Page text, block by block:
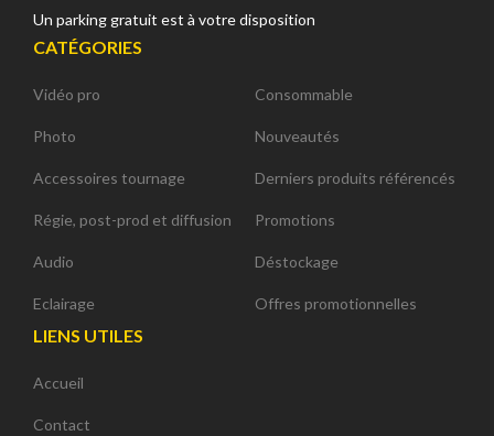
Un parking gratuit est à votre disposition
CATÉGORIES
Vidéo pro
Photo
Accessoires tournage
Régie, post-prod et diffusion
Audio
Eclairage
Consommable
Nouveautés
Derniers produits référencés
Promotions
Déstockage
Offres promotionnelles
LIENS UTILES
Accueil
Contact